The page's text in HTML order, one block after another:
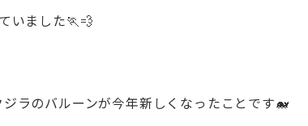
いました🏃💨
ラのバルーンが今年新しくなったことです🐋